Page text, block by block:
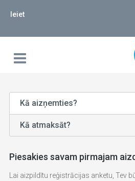
Ieiet
Kā aizņemties?
Kā atmaksāt?
Piesakies savam pirmajam
Lai aizpildītu reģistrācijas anketu, Tev